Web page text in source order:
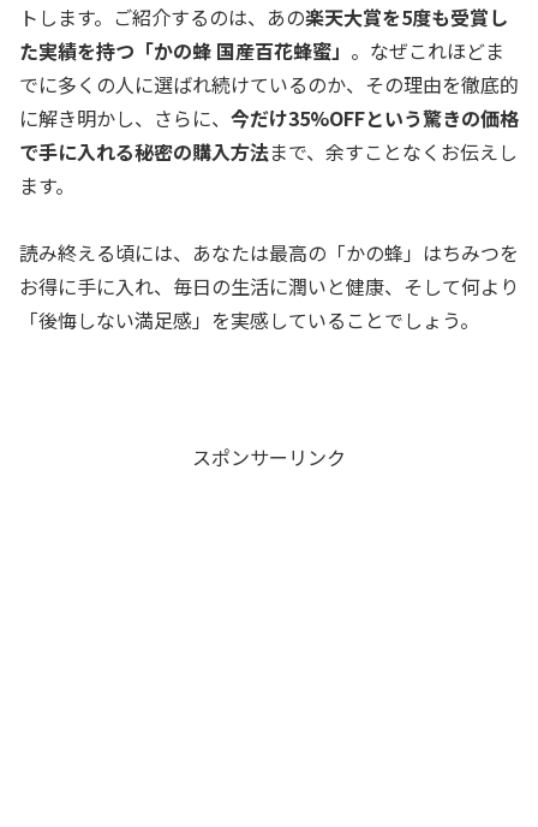
トします。ご紹介するのは、あの楽天大賞を5度も受賞し
た実績を持つ「かの蜂 国産百花蜂蜜」 。なぜこれほどま
でに多くの人に選ばれ続けているのか、その理由を徹底的
に解き明かし、さらに、 今だけ35%OFFという驚きの価格
で手に入れる秘密の購入方法まで、余すことなくお伝えし
ます。
読み終える頃には、あなたは最高の「かの蜂」はちみつを
お得に手に入れ、毎日の生活に潤いと健康、そして何より
「後悔しない満足感」を実感していることでしょう。
スポンサーリンク